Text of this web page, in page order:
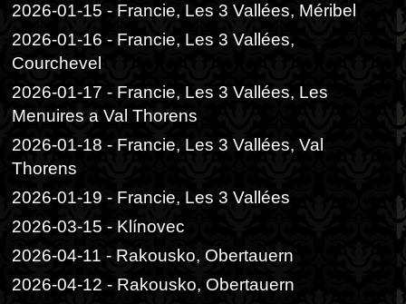
2026-01-15 - Francie, Les 3 Vallées, Méribel
2026-01-16 - Francie, Les 3 Vallées,
Courchevel
2026-01-17 - Francie, Les 3 Vallées, Les
Menuires a Val Thorens
2026-01-18 - Francie, Les 3 Vallées, Val
Thorens
2026-01-19 - Francie, Les 3 Vallées
2026-03-15 - Klínovec
2026-04-11 - Rakousko, Obertauern
2026-04-12 - Rakousko, Obertauern